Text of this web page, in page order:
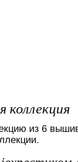
коллекция
из 6